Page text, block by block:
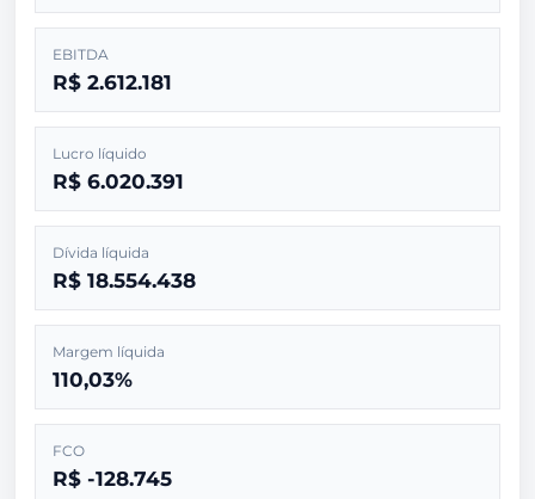
EBITDA
R$ 2.612.181
Lucro líquido
R$ 6.020.391
Dívida líquida
R$ 18.554.438
Margem líquida
110,03%
FCO
R$ -128.745